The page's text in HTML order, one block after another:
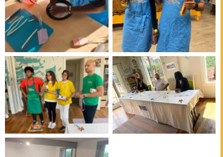
Défi Gourmand 2022 Défi Gourmand 2022